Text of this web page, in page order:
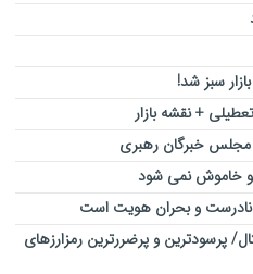
+ نقشه بازار
خاموش نمی شود
و بحران هویت است
پرسودترین و پرضررترین رمزارزهای